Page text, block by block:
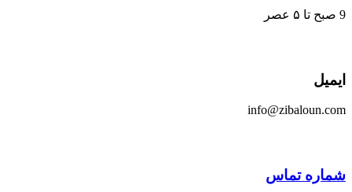
تماس